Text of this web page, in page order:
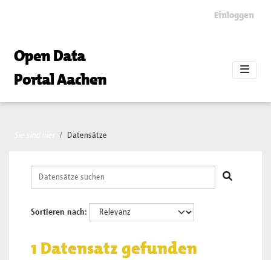
Einloggen
Open Data
Portal Aachen
Datensätze
Sortieren nach
1 Datensatz gefunden